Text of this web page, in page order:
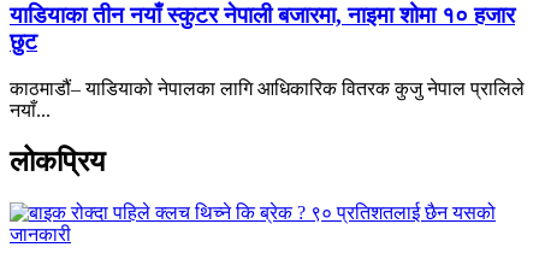
याडियाका तीन नयाँ स्कुटर नेपाली बजारमा, नाइमा शोमा १० हजार
छुट
काठमाडौं– याडियाको नेपालका लागि आधिकारिक वितरक कुजु नेपाल प्रालिले
नयाँ...
लोकप्रिय